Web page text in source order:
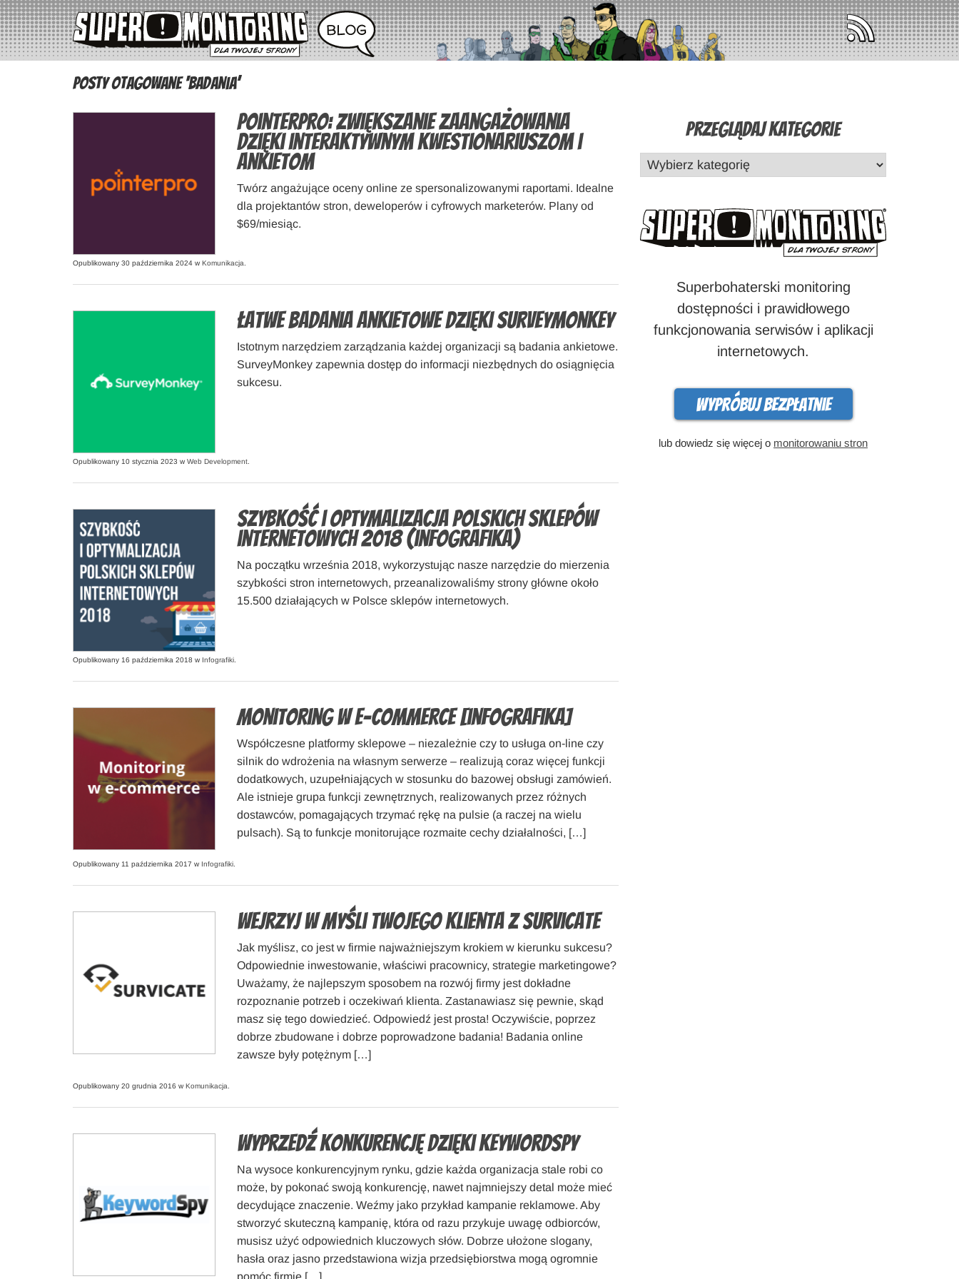
Posty otagowane ‘badania’
Pointerpro: zwiększanie zaangażowania
dzięki interaktywnym kwestionariuszom i
ankietom
Twórz angażujące oceny online ze spersonalizowanymi raportami. Idealne
dla projektantów stron, deweloperów i cyfrowych marketerów. Plany od
$69/miesiąc.
Opublikowany 30 października 2024 w Komunikacja
Łatwe badania ankietowe dzięki SurveyMonkey
Istotnym narzędziem zarządzania każdej organizacji są badania ankietowe.
SurveyMonkey zapewnia dostęp do informacji niezbędnych do osiągnięcia
sukcesu.
Opublikowany 10 stycznia 2023 w Web Development
Szybkość i optymalizacja polskich sklepów
internetowych 2018 (infografika)
Na początku września 2018, wykorzystując nasze narzędzie do mierzenia
szybkości stron internetowych, przeanalizowaliśmy strony główne około
15.500 działających w Polsce sklepów internetowych.
Opublikowany 16 października 2018 w Infografiki
Monitoring w e-commerce [infografika]
Współczesne platformy sklepowe – niezależnie czy to usługa on-line czy
silnik do wdrożenia na własnym serwerze – realizują coraz więcej funkcji
dodatkowych, uzupełniających w stosunku do bazowej obsługi zamówień.
Ale istnieje grupa funkcji zewnętrznych, realizowanych przez różnych
dostawców, pomagających trzymać rękę na pulsie (a raczej na wielu
pulsach). Są to funkcje monitorujące rozmaite cechy działalności, […]
Opublikowany 11 października 2017 w Infografiki
Wejrzyj w myśli Twojego klienta z Survicate
Jak myślisz, co jest w firmie najważniejszym krokiem w kierunku sukcesu?
Odpowiednie inwestowanie, właściwi pracownicy, strategie marketingowe?
Uważamy, że najlepszym sposobem na rozwój firmy jest dokładne
rozpoznanie potrzeb i oczekiwań klienta. Zastanawiasz się pewnie, skąd
masz się tego dowiedzieć. Odpowiedź jest prosta! Oczywiście, poprzez
dobrze zbudowane i dobrze poprowadzone badania! Badania online
zawsze były potężnym […]
Opublikowany 20 grudnia 2016 w Komunikacja
Wyprzedź konkurencję dzięki KeywordSpy
Na wysoce konkurencyjnym rynku, gdzie każda organizacja stale robi co
może, by pokonać swoją konkurencję, nawet najmniejszy detal może mieć
decydujące znaczenie. Weźmy jako przykład kampanie reklamowe. Aby
stworzyć skuteczną kampanię, która od razu przykuje uwagę odbiorców,
musisz użyć odpowiednich kluczowych słów. Dobrze ułożone slogany,
hasła oraz jasno przedstawiona wizja przedsiębiorstwa mogą ogromnie
pomóc firmie […]
Przeglądaj Kategorie
Superbohaterski monitoring
dostępności i prawidłowego
funkcjonowania serwisów i aplikacji
internetowych.
Wypróbuj bezpłatnie
lub dowiedz się więcej o monitorowaniu stron